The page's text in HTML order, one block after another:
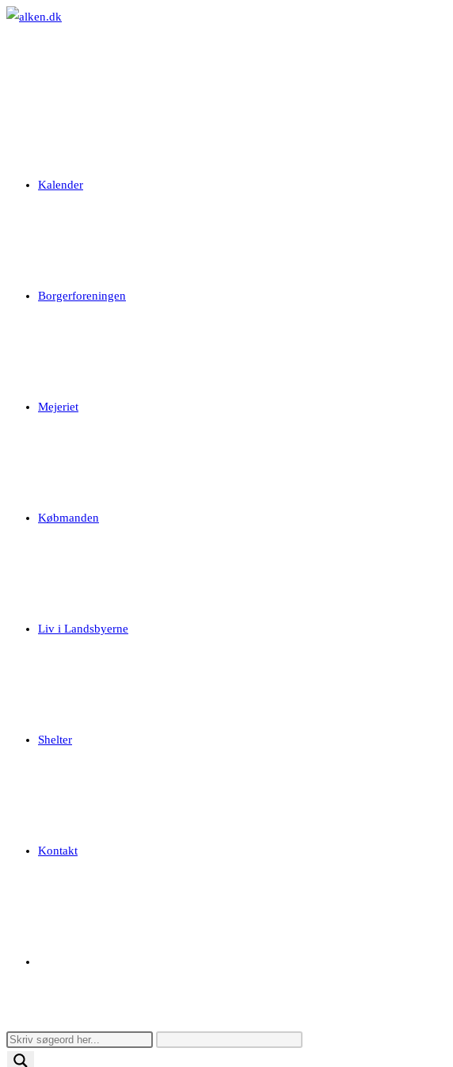
Skip
Kalender
Borgerforeningen
Mejeriet
Købmanden
Liv i Landsbyerne
Shelter
Kontakt